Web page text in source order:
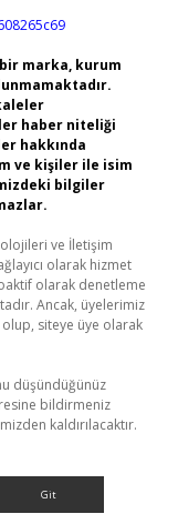
marka, kurum
haber niteliği
hakkında
ve kişiler ile isim
bilgiler
ve İletişim
olarak hizmet
olarak denetleme
Ancak, üyelerimiz
olup, siteye üye olarak
düşündüğünüz
bildirmeniz
kaldırılacaktır.